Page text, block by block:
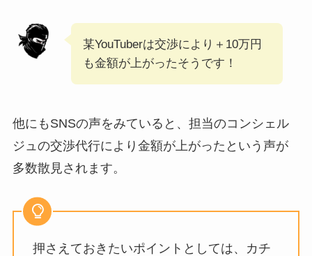
某YouTuberは交渉により＋10万円
も金額が上がったそうです！
他にもSNSの声をみていると、担当のコンシェル
ジュの交渉代行により金額が上がったという声が
多数散見されます。
押さえておきたいポイントとしては、カチ